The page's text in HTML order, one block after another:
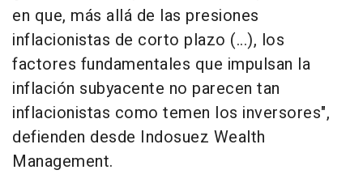
en que, más allá de las presiones
inflacionistas de corto plazo (...), los
factores fundamentales que impulsan la
inflación subyacente no parecen tan
inflacionistas como temen los inversores",
defienden desde Indosuez Wealth
Management.